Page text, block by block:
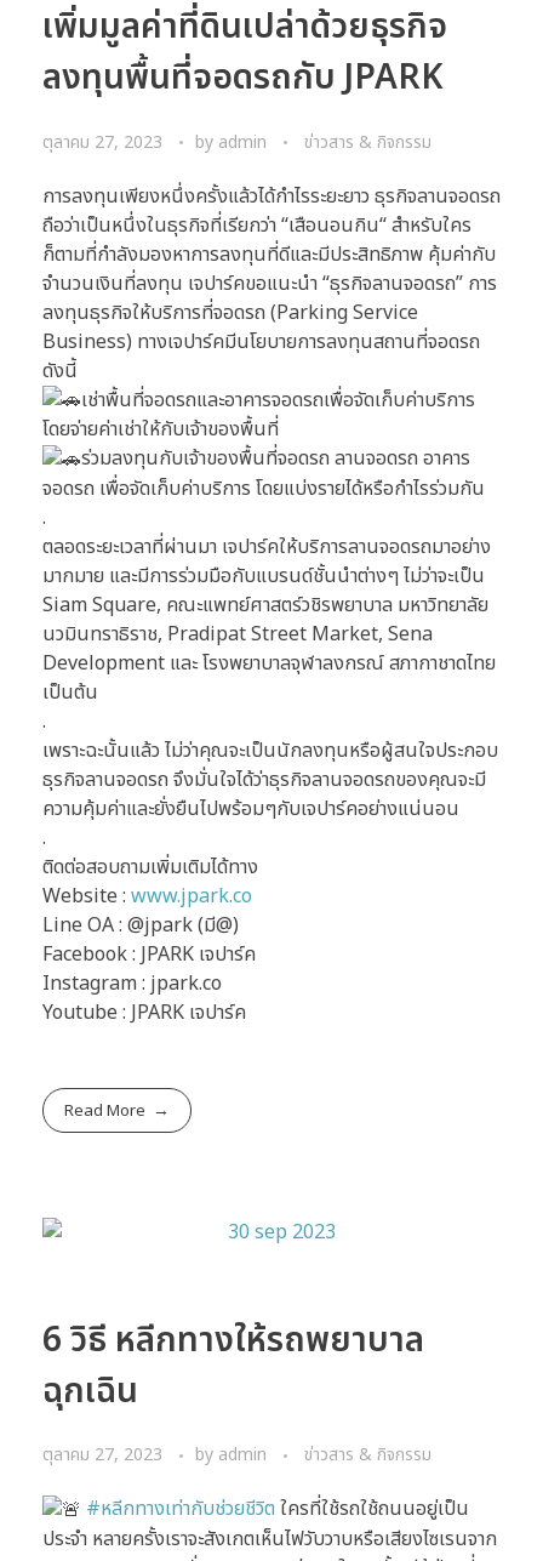
เพิ่มมูลค่าที่ดินเปล่าด้วยธุรกิจ
ลงทุนพื้นที่จอดรถกับ JPARK
ตุลาคม 27, 2023 by admin ข่าวสาร & กิจกรรม
การลงทุนเพียงหนึ่งครั้งแล้วได้กำไรระยะยาว ธุรกิจลานจอดรถ
ถือว่าเป็นหนึ่งในธุรกิจที่เรียกว่า “เสือนอนกิน“ สำหรับใคร
ก็ตามที่กำลังมองหาการลงทุนที่ดีและมีประสิทธิภาพ คุ้มค่ากับ
จำนวนเงินที่ลงทุน เจปาร์คขอแนะนำ “ธุรกิจลานจอดรถ” การ
ลงทุนธุรกิจให้บริการที่จอดรถ (Parking Service
Business) ทางเจปาร์คมีนโยบายการลงทุนสถานที่จอดรถ
ดังนี้
เช่าพื้นที่จอดรถและอาคารจอดรถเพื่อจัดเก็บค่าบริการ
โดยจ่ายค่าเช่าให้กับเจ้าของพื้นที่
ร่วมลงทุนกับเจ้าของพื้นที่จอดรถ ลานจอดรถ อาคาร
จอดรถ เพื่อจัดเก็บค่าบริการ โดยแบ่งรายได้หรือกำไรร่วมกัน
.
ตลอดระยะเวลาที่ผ่านมา เจปาร์คให้บริการลานจอดรถมาอย่าง
มากมาย และมีการร่วมมือกับแบรนด์ชั้นนำต่างๆ ไม่ว่าจะเป็น
Siam Square, คณะแพทย์ศาสตร์วชิรพยาบาล มหาวิทยาลัย
นวมินทราธิราช, Pradipat Street Market, Sena
Development และ โรงพยาบาลจุฬาลงกรณ์ สภากาชาดไทย
เป็นต้น
.
เพราะฉะนั้นแล้ว ไม่ว่าคุณจะเป็นนักลงทุนหรือผู้สนใจประกอบ
ธุรกิจลานจอดรถ จึงมั่นใจได้ว่าธุรกิจลานจอดรถของคุณจะมี
ความคุ้มค่าและยั่งยืนไปพร้อมๆกับเจปาร์คอย่างแน่นอน
.
ติดต่อสอบถามเพิ่มเติมได้ทาง
Website : www.jpark.co
Line OA : @jpark (มี@)
Facebook : JPARK เจปาร์ค
Instagram : jpark.co
Youtube : JPARK เจปาร์ค
Read More
6 วิธี หลีกทางให้รถพยาบาล
ฉุกเฉิน
ตุลาคม 27, 2023 by admin ข่าวสาร & กิจกรรม
#หลีกทางเท่ากับช่วยชีวิต ใครที่ใช้รถใช้ถนนอยู่เป็น
ประจำ หลายครั้งเราจะสังเกตเห็นไฟวับวาบหรือเสียงไซเรนจาก